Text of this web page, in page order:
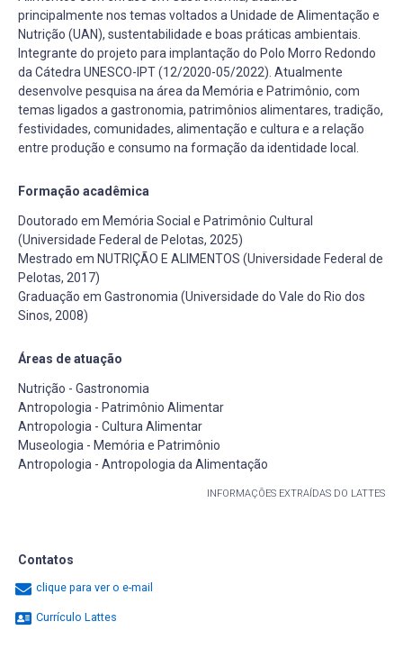
principalmente nos temas voltados a Unidade de Alimentação e
Nutrição (UAN), sustentabilidade e boas práticas ambientais.
Integrante do projeto para implantação do Polo Morro Redondo
da Cátedra UNESCO-IPT (12/2020-05/2022). Atualmente
desenvolve pesquisa na área da Memória e Patrimônio, com
temas ligados a gastronomia, patrimônios alimentares, tradição,
festividades, comunidades, alimentação e cultura e a relação
entre produção e consumo na formação da identidade local.
Formação acadêmica
Doutorado em Memória Social e Patrimônio Cultural
(Universidade Federal de Pelotas, 2025)
Mestrado em NUTRIÇÃO E ALIMENTOS (Universidade Federal de
Pelotas, 2017)
Graduação em Gastronomia (Universidade do Vale do Rio dos
Sinos, 2008)
Áreas de atuação
Nutrição - Gastronomia
Antropologia - Patrimônio Alimentar
Antropologia - Cultura Alimentar
Museologia - Memória e Patrimônio
Antropologia - Antropologia da Alimentação
INFORMAÇÕES EXTRAÍDAS DO LATTES
Contatos
clique para ver o e-mail
Currículo Lattes